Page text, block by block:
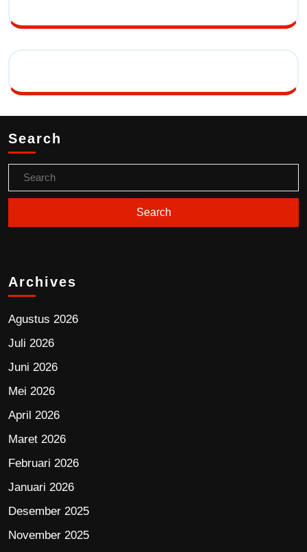
Search
Archives
Agustus 2026
Juli 2026
Juni 2026
Mei 2026
April 2026
Maret 2026
Februari 2026
Januari 2026
Desember 2025
November 2025